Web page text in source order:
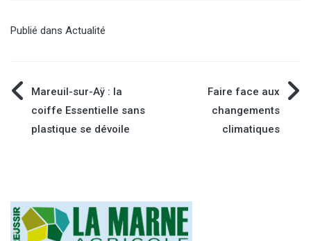
Publié dans Actualité
Navigation
de
Mareuil-sur-Aÿ : la
coiffe Essentielle sans
plastique se dévoile
Faire face aux
changements
climatiques